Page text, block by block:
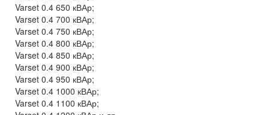
Varset 0.4 650 кВАр;
Varset 0.4 700 кВАр;
Varset 0.4 750 кВАр;
Varset 0.4 800 кВАр;
Varset 0.4 850 кВАр;
Varset 0.4 900 кВАр;
Varset 0.4 950 кВАр;
Varset 0.4 1000 кВАр;
Varset 0.4 1100 кВАр;